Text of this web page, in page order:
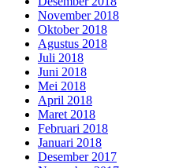
November 2018
Oktober 2018
Agustus 2018
Juli 2018
Juni 2018
Mei 2018
April 2018
Maret 2018
Februari 2018
Januari 2018
Desember 2017